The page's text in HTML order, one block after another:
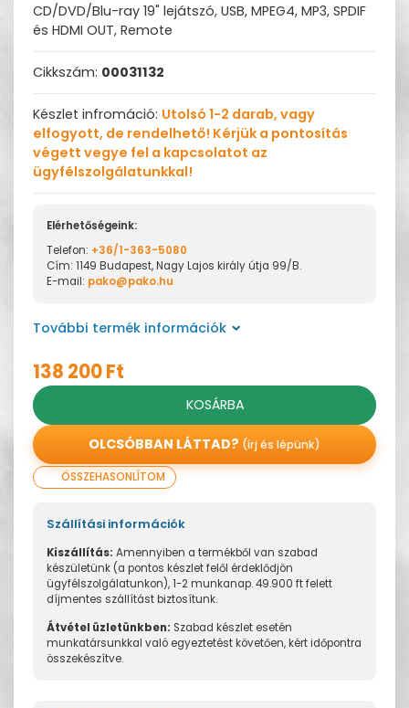
CD/DVD/Blu-ray 19" lejátszó, USB, MPEG4, MP3, SPDIF
és HDMI OUT, Remote
Cikkszám: 00031132
Készlet infromáció: Utolsó 1-2 darab, vagy
elfogyott, de rendelhető! Kérjük a pontosítás
végett vegye fel a kapcsolatot az
ügyfélszolgálatunkkal!
Elérhetőségeink:
Telefon: +36/1-363-5080
Cím: 1149 Budapest, Nagy Lajos király útja 99/B.
E-mail: pako@pako.hu
További termék információk
138 200 Ft
KOSÁRBA
OLCSÓBBAN LÁTTAD? (írj és lépünk)
ÖSSZEHASONLÍTOM
Szállítási információk
Kiszállítás: Amennyiben a termékből van szabad
készületünk (a pontos készlet felől érdeklődjön
ügyfélszolgálatunkon), 1-2 munkanap. 49.900 ft felett
díjmentes szállítást biztosítunk.
Átvétel üzletünkben: Szabad készlet esetén
munkatársunkkal való egyeztetést követően, kért időpontra
összekészítve.